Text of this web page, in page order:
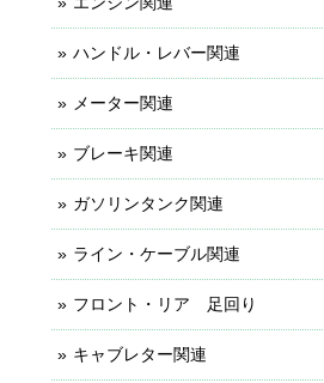
ハンドル・レバー関連
メーター関連
ブレーキ関連
ガソリンタンク関連
ライン・ケーブル関連
フロント・リア 足回り
キャブレター関連